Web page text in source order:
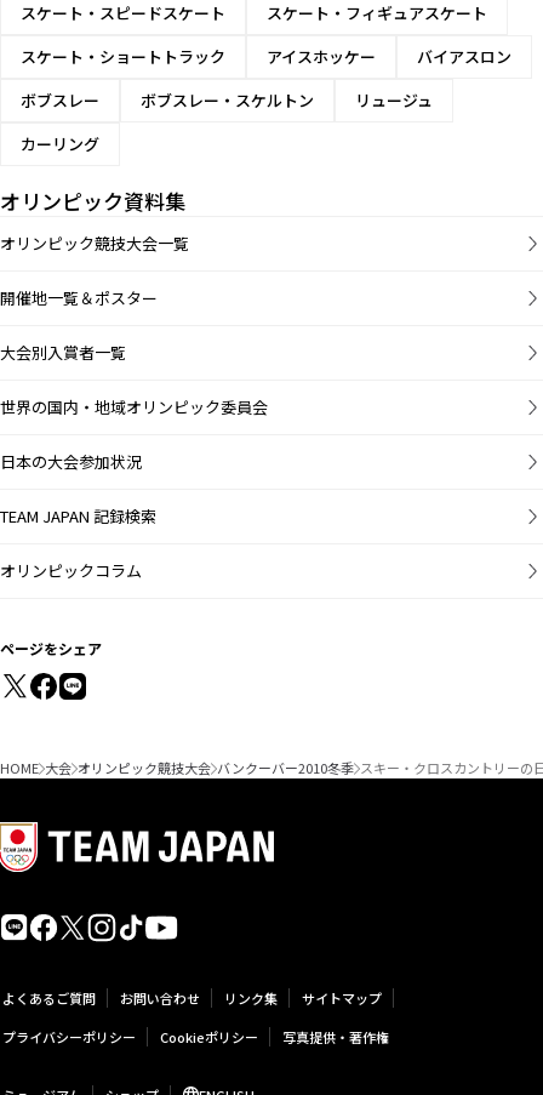
スケート・スピードスケート
スケート・フィギュアスケート
スケート・ショートトラック
アイスホッケー
バイアスロン
ボブスレー
ボブスレー・スケルトン
リュージュ
カーリング
オリンピック資料集
オリンピック競技大会一覧
開催地一覧＆ポスター
大会別入賞者一覧
世界の国内・地域オリンピック委員会
日本の大会参加状況
TEAM JAPAN 記録検索
オリンピックコラム
ページをシェア
HOME 大会 オリンピック競技大会 バンクーバー2010冬季 スキー・クロスカントリーの
よくあるご質問 お問い合わせ リンク集
サイトマップ
プライバシーポリシー
Cookieポリシー 写真提供・著作権